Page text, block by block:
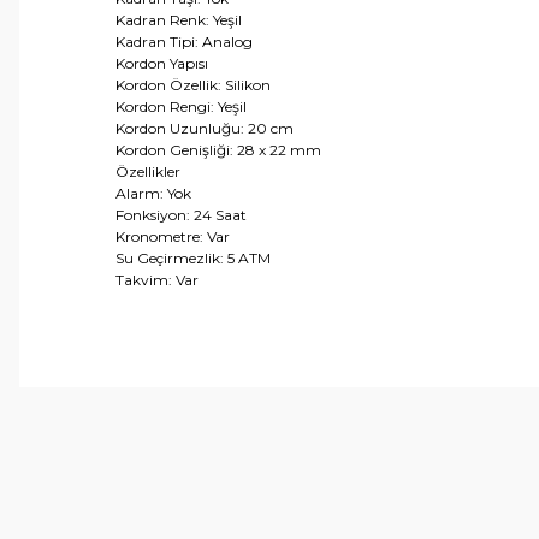
Kadran Renk: Yeşil
Kadran Tipi: Analog
Kordon Yapısı
Kordon Özellik: Silikon
Kordon Rengi: Yeşil
Kordon Uzunluğu: 20 cm
Kordon Genişliği: 28 x 22 mm
Özellikler
Alarm: Yok
Fonksiyon: 24 Saat
Kronometre: Var
Su Geçirmezlik: 5 ATM
Takvim: Var